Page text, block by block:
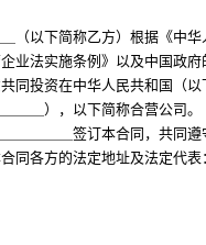
（以下简称乙方）根据《中
业法实施条例》以及中国政
同投资在中华人民共和国（
＿＿），以下简称合营公司。
＿＿＿＿签订本合同，共同遵
同各方的法定地址及法定代表